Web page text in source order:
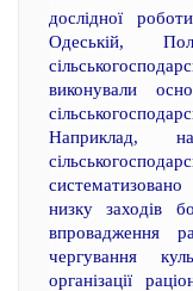
дослідної
Одеській,
виконували
Наприклад, на
низку заходів
впровадження
чергування
організації